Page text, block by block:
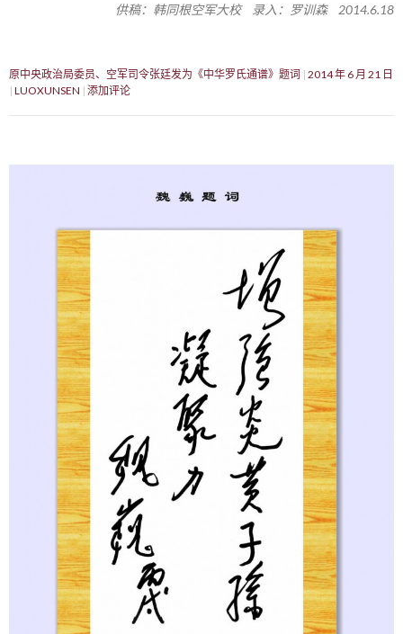
供稿：韩同根空军大校 录入：罗训森 2014.6.18
原中央政治局委员、空军司令张廷发为《中华罗氏通谱》题词 2014 年 6 月 21 日
LUOXUNSEN 添加评论